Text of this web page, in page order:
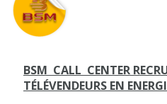
BSM ‎ ‎CALL ‎ CENTER‎
TÉLÉVENDEURS EN